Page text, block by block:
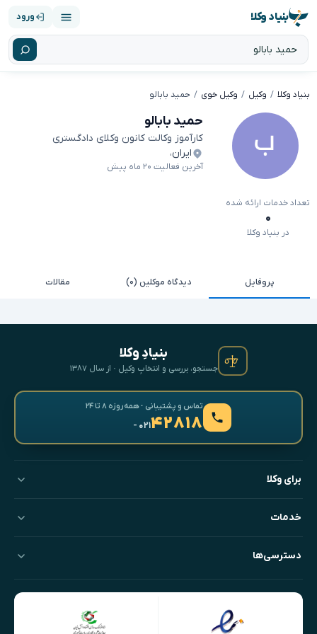
بنیاد وکلا ورود
بنیاد وکلا وکیل وکیل خوی حمید بابالو
حمید بابالو
کارآموز وکالت کانون وکلای دادگستری
ایران،
آخرین فعالیت ۲۰ ماه پیش
تعداد خدمات ارائه شده
۰
در بنیاد وکلا
پروفایل دیدگاه موکلین (۰) مقالات
بنیادِ وکلا
جستجو، بررسی و انتخابِ وکیل · از سال ۱۳۸۷
تماس و پشتیبانی · همه‌روزه ۸ تا ۲۴
۴۲۸۱۸- ۰۲۱
برای وکلا
خدمات
دسترسی‌ها